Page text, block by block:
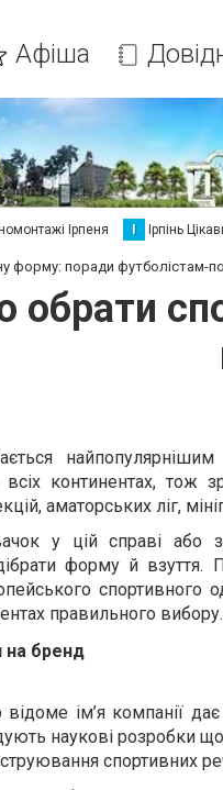
Афіша
Ірпеня І Ірпінь
форму: поради футболістам-
обрати
континентах, тож
аматорських ліг,
у цій справі або
форму й взуття.
спортивного
правильного вибору.
на бренд
ім’я компанії дає
наукові розробки
спортивних